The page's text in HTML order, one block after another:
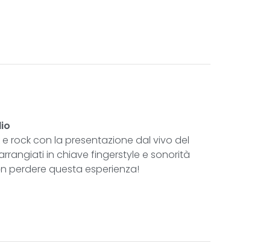
rock con la presentazione dal vivo del
in chiave fingerstyle e sonorità
perdere questa esperienza!